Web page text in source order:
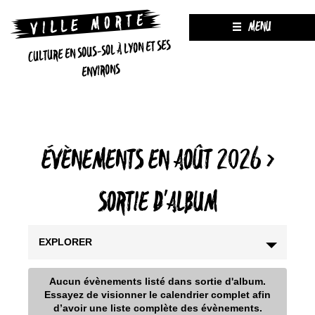
CULTURE EN SOUS-SOL À LYON ET SES
ENVIRONS
MENU
ÉVÈNEMENTS EN AOÛT 2026›
SORTIE D'ALBUM
EXPLORER
Aucun évènements listé dans sortie d'album.
Essayez de visionner le calendrier complet afin
d’avoir une liste complète des évènements.